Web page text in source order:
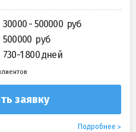
30000 - 500000
500000
730-1 800 дней
заявку
Подробнее